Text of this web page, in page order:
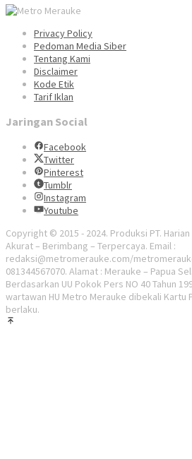
Privacy Policy
Pedoman Media Siber
Tentang Kami
Disclaimer
Kode Etik
Tarif Iklan
Jaringan Social
Facebook
Twitter
Pinterest
Tumblr
Instagram
Youtube
Copyright © 2015 - 2024. Produksi PT.
Akurat – Berimbang – Terpercaya. Email :
redaksi@metromerauke.com/
081344567070. Alamat : Merauke – Papua
Berdasarkan UU Pokok Pers NO 40 Tahun
wartawan HU Metro Merauke dibekali Kartu
berlaku.